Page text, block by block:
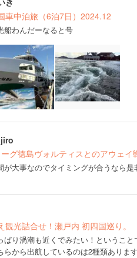
車中泊旅（6泊7日）2024.12
船わんだーなると号
グ徳島ヴォルティスとのアウェイ
が大事なのでタイミングが合うなら是
観光詰合せ！瀬戸内 初四国巡り。
ぱり渦潮も近くでみたい！ということ
らから出航しているのは2種類あります